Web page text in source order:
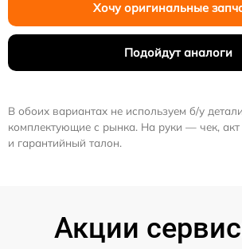
Хочу оригинальные
Подойдут аналоги
В обоих вариантах не используем б/у
комплектующие с рынка. На руки — чек,
и гарантийный талон.
Акции